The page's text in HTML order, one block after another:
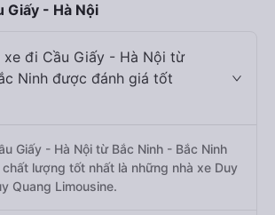
Giấy - Hà Nội
xe đi Cầu Giấy - Hà Nội từ
Ninh được đánh giá tốt
Giấy - Hà Nội từ Bắc Ninh - Bắc Ninh
lượng tốt nhất là những nhà xe Duy
Quang Limousine.